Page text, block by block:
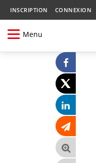
INSCRIPTION CONNEXION
Menu